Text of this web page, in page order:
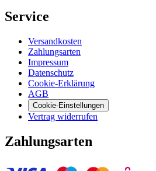
Service
Versandkosten
Zahlungsarten
Impressum
Datenschutz
Cookie-Erklärung
AGB
Cookie-Einstellungen
Vertrag widerrufen
Zahlungsarten